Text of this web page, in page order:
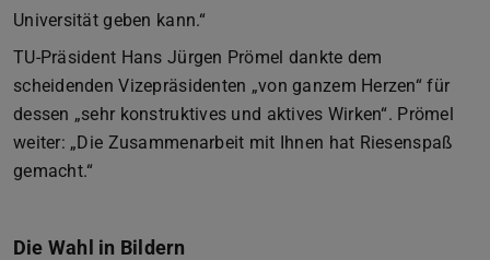
Universität geben kann.“
TU-Präsident Hans Jürgen Prömel dankte dem
scheidenden Vizepräsidenten „von ganzem Herzen“ für
dessen „sehr konstruktives und aktives Wirken“. Prömel
weiter: „Die Zusammenarbeit mit Ihnen hat Riesenspaß
gemacht.“
Die Wahl in Bildern